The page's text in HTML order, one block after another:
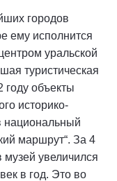
городов
ему исполнится
уральской
туристическая
году объекты
историко-
национальный
маршрут“. За 4
музей увеличился
в год. Это во